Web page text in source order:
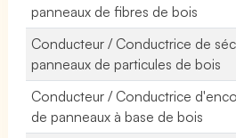
panneaux de fibres de bois
Conducteur / Conductrice de
panneaux de particules de bois
Conducteur / Conductrice
de panneaux à base de bois